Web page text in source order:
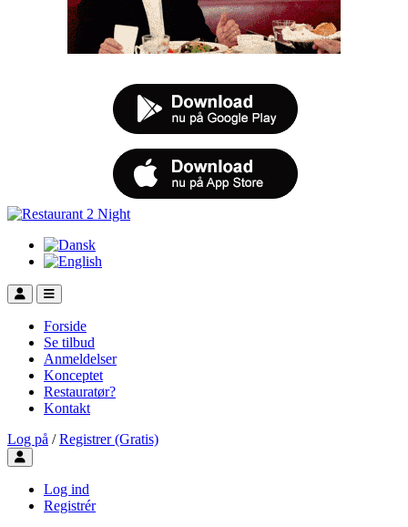
Forside
Se tilbud
Anmeldelser
Konceptet
Restauratør?
Kontakt
Log på / Registrer (Gratis)
Toggle user menu
Log ind
Registrér